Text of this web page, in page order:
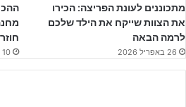
מתכוננים לעונת הפריצה: הכירו
את הצוות שייקח את הילד שלכם
לרמה הבאה
26 באפריל 2026 10 באפריל 2026